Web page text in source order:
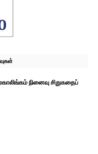
நினைவு சிறுகதைப்